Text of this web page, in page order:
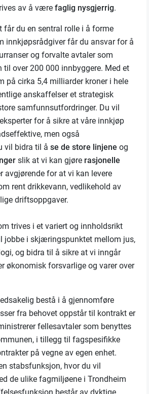
av å værefaglig nysgjerrig.
får du en sentral rolle i å forme
innkjøpsrådgiver får du ansvar for å
og forvalte avtaler som
til over 200 000 innbyggere. Med et
på cirka 5,4 milliarder kroner i hele
anskaffelser et strategisk
samfunnsutfordringer. Du vil
for å sikre at våre innkjøp
men også
vil bidra til åse de store linjene og
slik at vi kan gjøre rasjonelle
avgjørende for at vi kan levere
rent drikkevann, vedlikehold av
driftsoppgaver.
trives i et variert og innholdsrikt
jobbe i skjæringspunktet mellom jus,
og bidra til å sikre at vi inngår
økonomisk forsvarlige og varer over
bestå i å gjennomføre
fra behovet oppstår til kontrakt er
fellesavtaler som benyttes
i tillegg til fagspesifikke
på vegne av egen enhet.
stabsfunksjon, hvor du vil
de ulike fagmiljøene i Trondheim